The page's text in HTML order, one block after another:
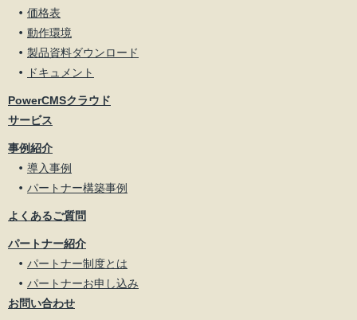
価格表
動作環境
製品資料ダウンロード
ドキュメント
PowerCMSクラウド
サービス
事例紹介
導入事例
パートナー構築事例
よくあるご質問
パートナー紹介
パートナー制度とは
パートナーお申し込み
お問い合わせ